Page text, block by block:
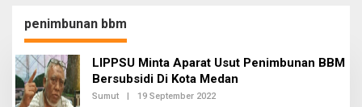
Nugroho Terkait Dugaan
Kasus Notifikasi
Perbankan
penimbunan bbm
LIPPSU Minta Aparat Usut Penimbunan BBM
Bersubsidi Di Kota Medan
Sumut | 19 September 2022